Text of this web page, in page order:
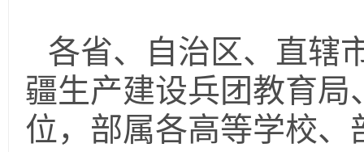
各省、自治区、直辖
疆生产建设兵团教育
位，部属各高等学校